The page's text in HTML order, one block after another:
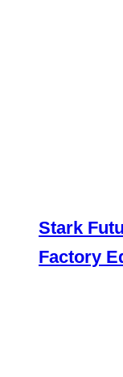
Stark
Factory